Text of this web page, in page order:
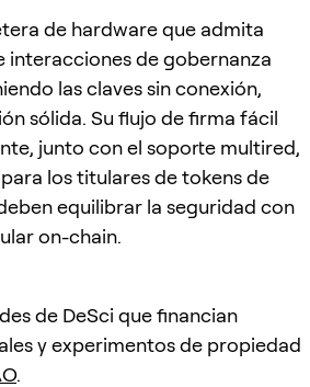
de hardware que admita
interacciones de gobernanza
las claves sin conexión,
sólida. Su flujo de firma fácil
junto con el soporte multired,
los titulares de tokens de
equilibrar la seguridad con
on-chain.
de DeSci que financian
y experimentos de propiedad
.